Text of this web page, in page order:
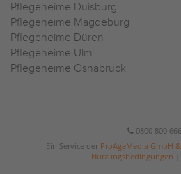
Pflegeheime Duisburg
Pflegeheime Magdeburg
Pflegeheime Düren
Pflegeheime Ulm
Pflegeheime Osnabrück
0800 800
Ein Service der ProAgeMedia GmbH
Nutzungsbedingungen